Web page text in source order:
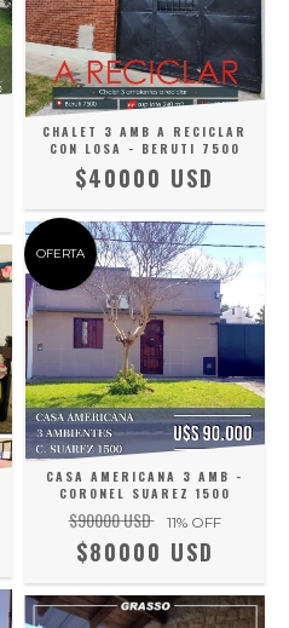
CHALET 3 AMB A RECICLAR
CON LOSA - BERUTI 7500
$40000 USD
OFERTA
CASA AMERICANA 3 AMB -
CORONEL SUAREZ 1500
$90000 USD 11% OFF
$80000 USD